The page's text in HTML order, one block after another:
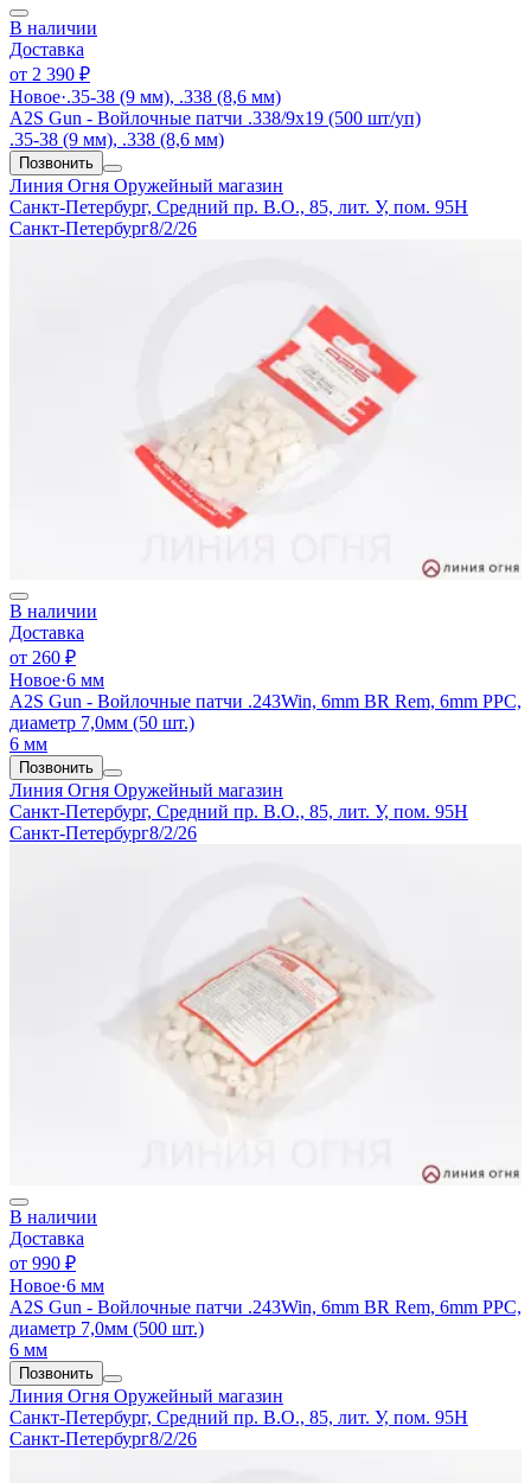
В наличии
Доставка
от 2 390 ₽
Новое·.35-38 (9 мм), .338 (8,6 мм)
A2S Gun - Войлочные патчи .338/9х19 (500 шт/уп)
.35-38 (9 мм), .338 (8,6 мм)
Позвонить
Линия Огня Оружейный магазин
Санкт-Петербург, Средний пр. В.О., 85, лит. У, пом. 95Н
Санкт-Петербург8/2/26
В наличии
Доставка
от 260 ₽
Новое·6 мм
A2S Gun - Войлочные патчи .243Win, 6mm BR Rem, 6mm PPC,
диаметр 7,0мм (50 шт.)
6 мм
Позвонить
Линия Огня Оружейный магазин
Санкт-Петербург, Средний пр. В.О., 85, лит. У, пом. 95Н
Санкт-Петербург8/2/26
В наличии
Доставка
от 990 ₽
Новое·6 мм
A2S Gun - Войлочные патчи .243Win, 6mm BR Rem, 6mm PPC,
диаметр 7,0мм (500 шт.)
6 мм
Позвонить
Линия Огня Оружейный магазин
Санкт-Петербург, Средний пр. В.О., 85, лит. У, пом. 95Н
Санкт-Петербург8/2/26